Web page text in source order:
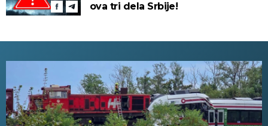
ova tri dela Srbije!